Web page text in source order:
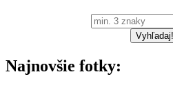
Najnovšie fotky: